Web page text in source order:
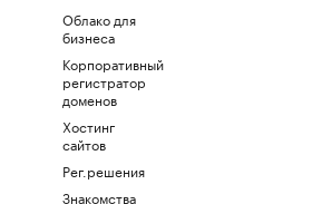
Облако для
бизнеса
Корпоративный
регистратор
доменов
Хостинг
сайтов
Рег.решения
Знакомства